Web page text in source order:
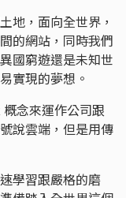
地，面向全世界，
的網站，同時我們
國窮遊還是未知世
實現的夢想。
念來運作公司跟
說雲端，但是用傳
學習跟嚴格的磨